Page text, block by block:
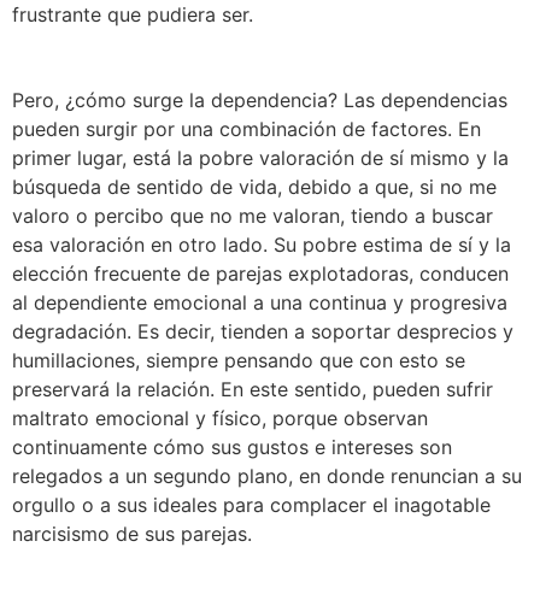
frustrante que pudiera ser.
Pero, ¿cómo surge la dependencia? Las dependencias
pueden surgir por una combinación de factores. En
primer lugar, está la pobre valoración de sí mismo y la
búsqueda de sentido de vida, debido a que, si no me
valoro o percibo que no me valoran, tiendo a buscar
esa valoración en otro lado. Su pobre estima de sí y la
elección frecuente de parejas explotadoras, conducen
al dependiente emocional a una continua y progresiva
degradación. Es decir, tienden a soportar desprecios y
humillaciones, siempre pensando que con esto se
preservará la relación. En este sentido, pueden sufrir
maltrato emocional y físico, porque observan
continuamente cómo sus gustos e intereses son
relegados a un segundo plano, en donde renuncian a su
orgullo o a sus ideales para complacer el inagotable
narcisismo de sus parejas.